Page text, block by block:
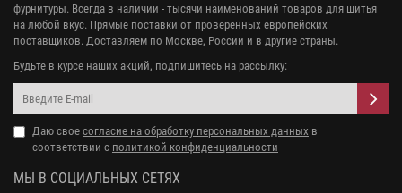
фурнитуры. Всегда в наличии - тысячи наименований товаров для шитья
на любой вкус. Прямые поставки от проверенных европейских
поставщиков. Доставляем по Москве, России и в другие страны.
Будьте в курсе наших акций, подпишитесь на рассылку:
Даю свое согласие на обработку персональных данных в
соответствии с политикой конфиденциальности
МЫ В СОЦИАЛЬНЫХ СЕТЯХ